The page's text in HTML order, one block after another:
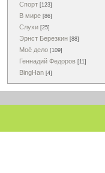
Спорт [123]
В мире [86]
Слухи [25]
Эрнст Березкин [88]
Моё дело [109]
Геннадий Федоров [11]
BingHan [4]